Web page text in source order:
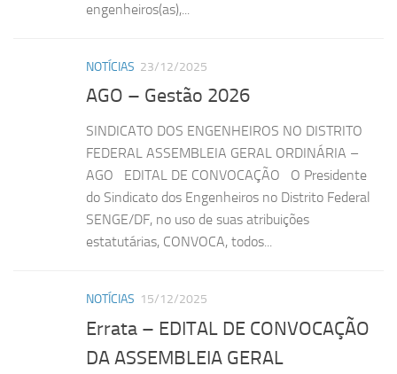
engenheiros(as),...
NOTÍCIAS 23/12/2025
AGO – Gestão 2026
SINDICATO DOS ENGENHEIROS NO DISTRITO
FEDERAL ASSEMBLEIA GERAL ORDINÁRIA –
AGO EDITAL DE CONVOCAÇÃO O Presidente
do Sindicato dos Engenheiros no Distrito Federal
SENGE/DF, no uso de suas atribuições
estatutárias, CONVOCA, todos...
NOTÍCIAS 15/12/2025
Errata – EDITAL DE CONVOCAÇÃO
DA ASSEMBLEIA GERAL